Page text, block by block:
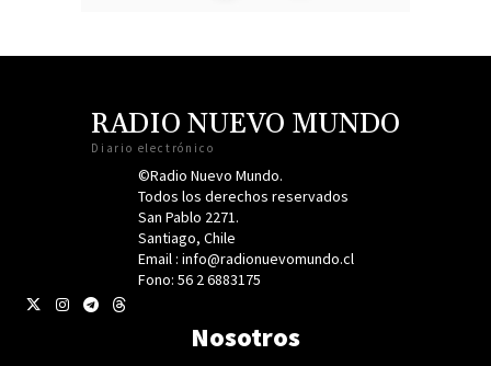
RADIO NUEVO MUNDO
Diario electrónico
©Radio Nuevo Mundo.
Todos los derechos reservados
San Pablo 2271.
Santiago, Chile
Email : info@radionuevomundo.cl
Fono: 56 2 6883175
Nosotros